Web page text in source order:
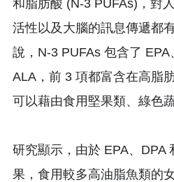
和脂肪酸 (N-3 PUFAs)，對
活性以及大腦的訊息傳遞都
說，N-3 PUFAs 包含了 EPA
ALA，前 3 項都富含在高脂
可以藉由食用堅果類、綠色
研究顯示，由於 EPA、DPA
果，食用較多高油脂魚類的